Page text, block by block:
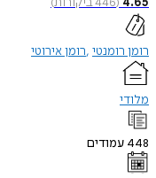
רומן רומנטי רומן אירוטי
מלודי
448 עמודים